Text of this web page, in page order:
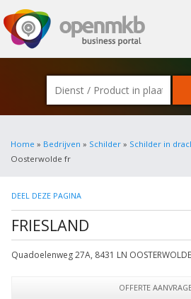
Home » Bedrijven » Schilder » Schilder in
Oosterwolde fr
DEEL DEZE PAGINA
FRIESLAND
Quadoelenweg 27A, 8431 LN
OFFERTE